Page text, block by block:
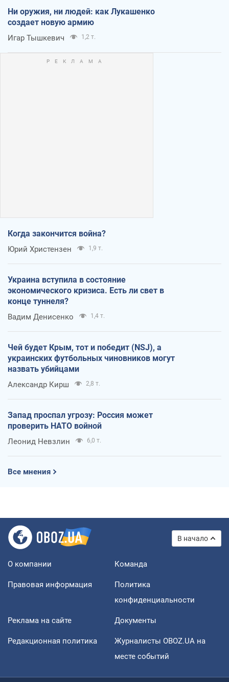
Ни оружия, ни людей: как Лукашенко
создает новую армию
Игар Тышкевич 1,2 т.
Когда закончится война?
Юрий Христензен 1,9 т.
Украина вступила в состояние
экономического кризиса. Есть ли свет в
конце туннеля?
Вадим Денисенко 1,4 т.
Чей будет Крым, тот и победит (NSJ), а
украинских футбольных чиновников могут
назвать убийцами
Александр Кирш 2,8 т.
Запад проспал угрозу: Россия может
проверить НАТО войной
Леонид Невзлин 6,0 т.
Все мнения
В начало
О компании Команда
Правовая информация
Политика
конфиденциальности
Реклама на сайте Документы
Редакционная политика
Журналисты OBOZ.UA на
месте событий